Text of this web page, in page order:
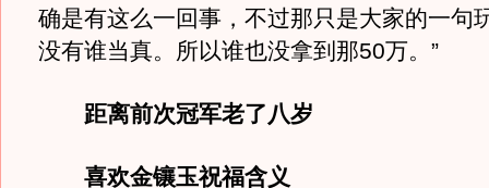
确是有这么一回事，不过那只是大家的一句
没有谁当真。所以谁也没拿到那50万。”
距离前次冠军老了八岁
喜欢金镶玉祝福含义